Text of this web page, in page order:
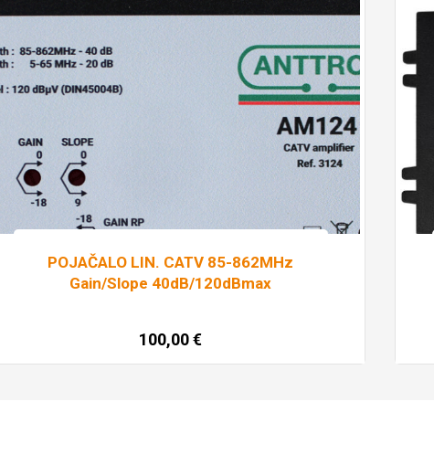
POJAČALO LIN. CATV 85-862MHz
Gain/Slope 40dB/120dBmax
100,00€
Dodaj u košaricu